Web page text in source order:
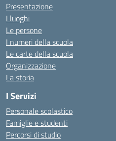
Presentazione
I luoghi
Le persone
I numeri della scuola
Le carte della scuola
Organizzazione
La storia
I Servizi
Personale scolastico
Famiglie e studenti
Percorsi di studio